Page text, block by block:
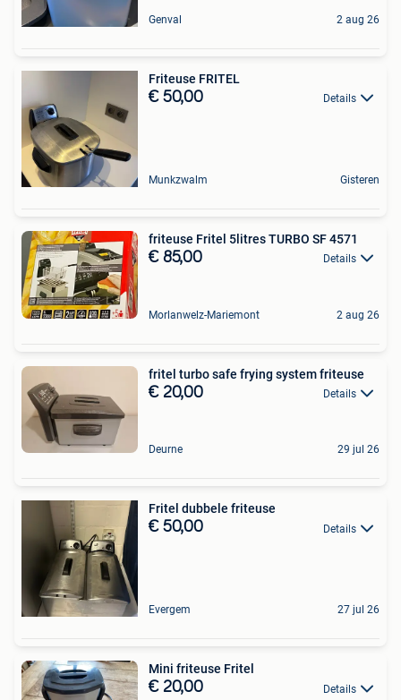
Genval 2 aug 26
Friteuse FRITEL
€ 50,00 Details
Munkzwalm Gisteren
friteuse Fritel 5litres TURBO SF 4571
€ 85,00 Details
Morlanwelz-Mariemont 2 aug 26
fritel turbo safe frying system friteuse
€ 20,00 Details
Deurne 29 jul 26
Fritel dubbele friteuse
€ 50,00 Details
Evergem 27 jul 26
Mini friteuse Fritel
€ 20,00 Details